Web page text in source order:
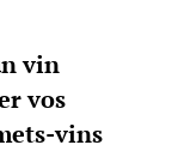
vin
vos
vins